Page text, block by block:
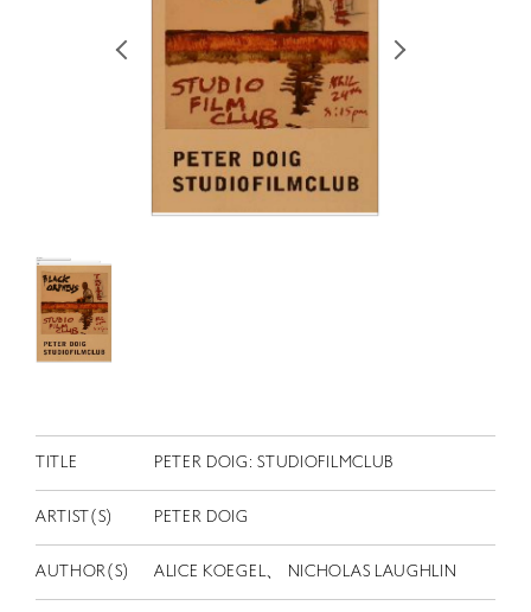
コンサート
CONTACT
JP
TITLE PETER DOIG: STUDIOFILMCLUB
ARTIST(S) PETER DOIG
AUTHOR(S) ALICE KOEGEL、 NICHOLAS LAUGHLIN